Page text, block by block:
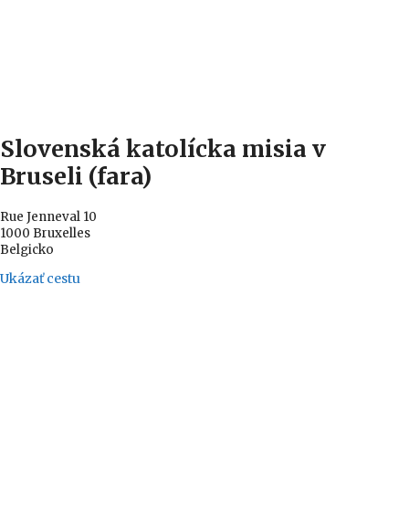
Slovenská katolícka misia v
Bruseli (fara)
Rue Jenneval 10
1000 Bruxelles
Belgicko
Ukázať cestu